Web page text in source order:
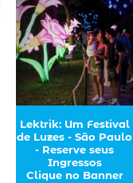
Lektrik: Um Festival
de Luzes - São Paulo
- Reserve seus
Ingressos
Clique no Banner